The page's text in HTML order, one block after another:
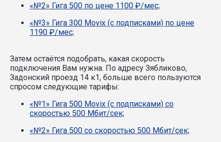
«№2» Гига 500 по цене 1100 ₽/мес;
«№3» Гига 300 Movix (с подписками) по цене
1190 ₽/мес;
Затем остаётся подобрать, какая скорость
подключения Вам нужна. По адресу Зябликово,
Задонский проезд 14 к1, больше всего пользуются
спросом следующие тарифы:
«№1» Гига 500 Movix (с подписками) со
скоростью 500 Мбит/сек;
«№2» Гига 500 со скоростью 500 Мбит/сек;